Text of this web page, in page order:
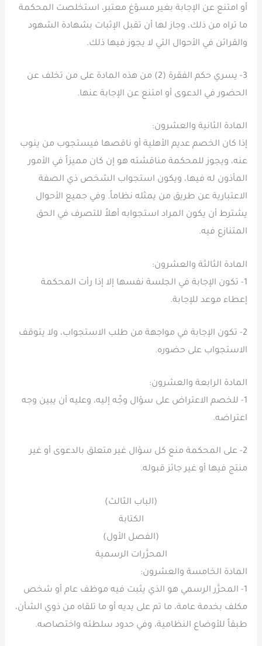
أو امتنع عن الإجابة بغير مسوّغ معتبر، استخلصت المحكمة
ما تراه من ذلك، وجاز لها أن تقبل الإثبات بشهادة الشهود
والقرائن في الأحوال التي لا يجوز فيها ذلك.
3- يسري حكم الفقرة (2) من هذه المادة على من تخلف عن
الحضور في الدعوى أو امتنع عن الإجابة عنها.
المادة الثانية والعشرون:
إذا كان الخصم عديم الأهلية أو ناقصها فيستجوب من ينوب
عنه، ويجوز للمحكمة مناقشته هو إن كان مميزاً في الأمور
المأذون له فيها، ويكون استجواب الشخص ذي الصفة
الاعتبارية عن طريق من يمثله نظاماً. وفي جميع الأحوال
يشترط أن يكون المراد استجوابه أهلاً للتصرف في الحق
المتنازع فيه.
المادة الثالثة والعشرون:
1- تكون الإجابة في الجلسة نفسها إلا إذا رأت المحكمة
إعطاء موعد للإجابة.
2- تكون الإجابة في مواجهة من طلب الاستجواب، ولا يتوقف
الاستجواب على حضوره.
المادة الرابعة والعشرون:
1- للخصم الاعتراض على سؤال وجِّه إليه، وعليه أن يبين وجه
اعتراضه.
2- على المحكمة منع كل سؤال غير متعلق بالدعوى أو غير
منتج فيها أو غير جائز قبوله.
(الباب الثالث)
الكتابة
(الفصل الأول)
المحرَّرات الرسمية
المادة الخامسة والعشرون:
1- المحرَّر الرسمي هو الذي يثبت فيه موظف عام أو شخص
مكلف بخدمة عامة، ما تم على يديه أو ما تلقاه من ذوي الشأن،
طبقاً للأوضاع النظامية، وفي حدود سلطته واختصاصه.